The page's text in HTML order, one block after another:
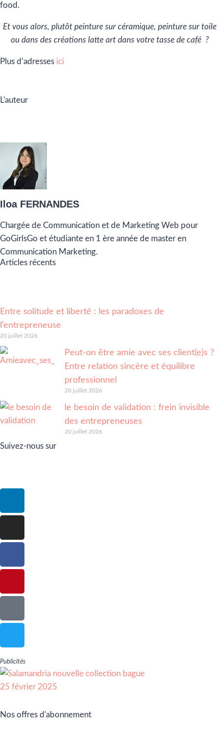
food.
Et vous alors, plutôt peinture sur céramique, peinture sur toile
ou dans des créations latte art dans votre tasse de café ?
Plus d’adresses ici
L'auteur
Iloa FERNANDES
Chargée de Communication et de Marketing Web pour
GoGirlsGo et étudiante en 1 ère année de master en
Communication Marketing.
Articles récents
Entre solitude et liberté : les paradoxes de
l’entrepreneuse
20 juillet 2026
Peut-on être amie avec ses client(e)s ?
Entre relation sincère et équilibre
professionnel
20 juillet 2026
le besoin de validation : frein invisible
des entrepreneuses
20 juillet 2026
Suivez-nous sur
Publicités
Nos offres d'abonnement